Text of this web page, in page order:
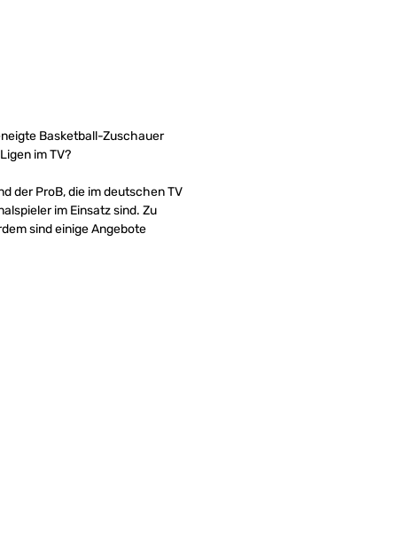
Basketball-Zuschauer
im TV?
der ProB, die im deutschen TV
im Einsatz sind. Zu
sind einige Angebote